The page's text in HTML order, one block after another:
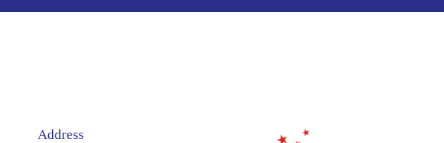
Address